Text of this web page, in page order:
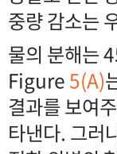
중량 감소는
물의 분해는
Figure5(A)
결과를 보여
타낸다. 그러